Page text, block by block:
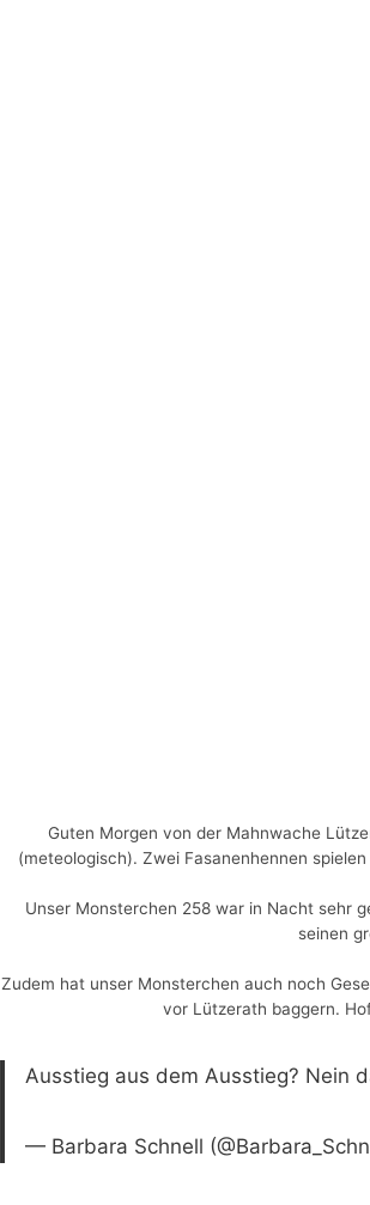
Guten Morgen von der Mahnwache
(meteologisch). Zwei Fasanenhennen
Unser Monsterchen 258 war in Nacht sehr
seinen
Zudem hat unser Monsterchen auch noch
vor Lützerath baggern.
Ausstieg aus dem Ausstieg? Nein
— Barbara Schnell